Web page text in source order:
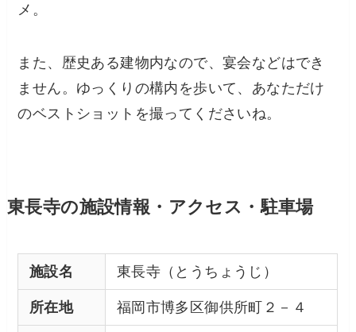
メ。
また、歴史ある建物内なので、宴会などはでき
ません。ゆっくりの構内を歩いて、あなただけ
のベストショットを撮ってくださいね。
東長寺の施設情報・アクセス・駐車場
施設名 東長寺（とうちょうじ）
所在地 福岡市博多区御供所町２－４